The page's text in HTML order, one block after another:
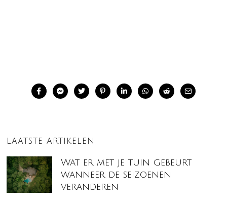
LAATSTE ARTIKELEN
Wat er met je tuin gebeurt
wanneer de seizoenen
veranderen